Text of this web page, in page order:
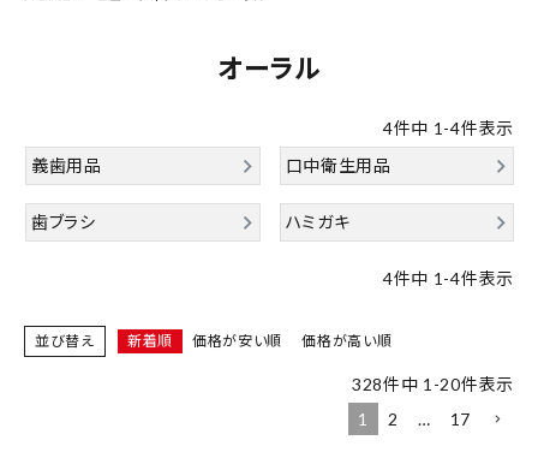
tune絞り込んで検索する
オーラル
4件中 1 -4件表示
義歯用品
口中衛生用品
歯ブラシ ハミガキ
4件中 1 -4件表示
並び替え 新着順 価格が安い順 価格が高い順
328件中 1 -20件表示
1
2 … 17